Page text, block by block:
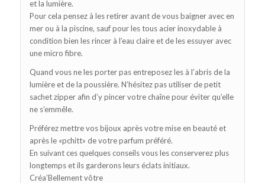
et la lumière.
Pour cela pensez à les retirer avant de vous baigner avec en
mer ou à la piscine, sauf pour les tous acier inoxydable à
condition bien les rincer à l’eau claire et de les essuyer avec
une micro fibre.
Quand vous ne les porter pas entreposez les à l’abris de la
lumière et de la poussière. N’hésitez pas utiliser de petit
sachet zipper afin d’y pincer votre chaîne pour éviter qu’elle
ne s’emmêle.
Préférez mettre vos bijoux après votre mise en beauté et
après le «pchitt» de votre parfum préféré.
En suivant ces quelques conseils vous les conserverez plus
longtemps et ils garderons leurs éclats initiaux.
Créa’Bellement vôtre